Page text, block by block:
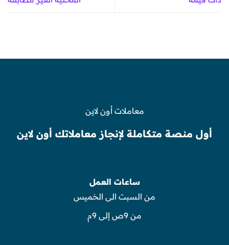
معاملات أون لاين
أول منصة متكاملة لإنجاز معاملاتك أون لاين
ساعات العمل
من السبت الى الخميس
من 9ص إلى 9م